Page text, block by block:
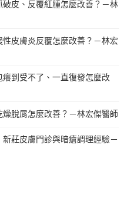
皮、反覆紅腫怎麼改善？－林
皮膚炎反覆怎麼改善？－林宏
到受不了、一直復發怎麼改
脫屑怎麼改善？－林宏傑醫師
莊皮膚門診與暗瘡調理經驗－